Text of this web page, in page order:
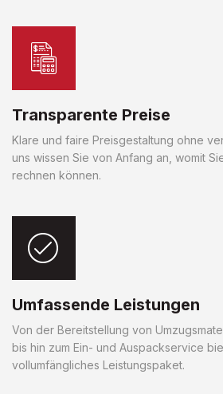
Transparente Preise
Klare und faire Preisgestaltung ohne
uns wissen Sie von Anfang an, womit
rechnen können.
Umfassende Leistungen
Von der Bereitstellung von
bis hin zum Ein- und Auspackservice
vollumfängliches Leistungspaket.